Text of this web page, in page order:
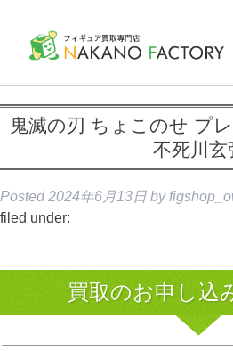
鬼滅の刃 ちょこのせ プ
不死川玄
Posted 2024年6月13日 by
filed under:
買取のお申し込